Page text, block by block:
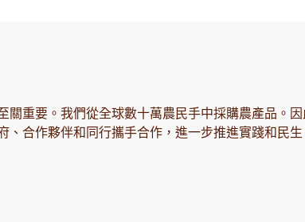
關重要。我們從全球數十萬農民手中採購農產品。
、合作夥伴和同行攜手合作，進一步推進實踐和民